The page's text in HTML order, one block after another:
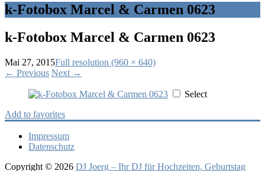
k-Fotobox Marcel & Carmen 0623
k-Fotobox Marcel & Carmen 0623
Mai 27, 2015Full resolution (960 × 640)
← Previous Next →
Select
Add to favorites
Impressum
Datenschutz
Copyright © 2026 DJ Joerg – Ihr DJ für Hochzeiten, Geburtstag